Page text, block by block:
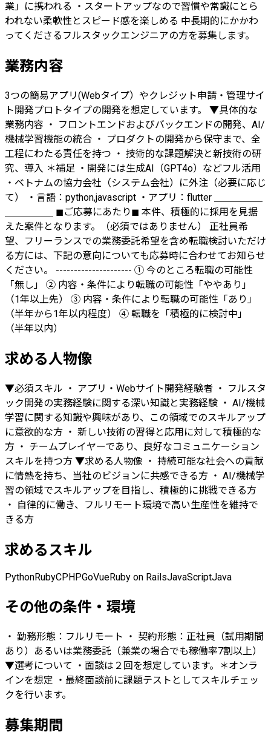
業」に携われる ・スタートアップなので習慣や常識にとら
われない柔軟性とスピード感を楽しめる 中長期的にかかわ
ってくださるフルスタックエンジニアの方を募集します。
業務内容
3つの簡易アプリ(Webタイプ）やクレジット申請・管理サイ
ト開発プロトタイプの開発を想定しています。 ▼具体的な
業務内容 ・ フロントエンドおよびバックエンドの開発、AI/
機械学習機能の統合 ・ プロダクトの開発から保守まで、全
工程にわたる責任を持つ ・ 技術的な課題解決と新技術の研
究、導入 ＊補足 ・開発には生成AI（GPT4o）などフル活用
・ベトナムの協力会社（システム会社）に外注（必要に応じ
て） ・言語：python,javascript ・アプリ：flutter ＿＿＿＿＿
＿＿＿＿＿ ◼︎ご応募にあたり◼︎ 本件、積極的に採用を見据
えた案件となります。（必須ではありません） 正社員希
望、フリーランスでの業務委託希望を含め転職検討いただけ
る方には、下記の意向についても応募時に合わせてお知らせ
ください。 --------------------- ① 今のところ転職の可能性
「無し」 ② 内容・条件により転職の可能性「ややあり」
（1年以上先） ③ 内容・条件により転職の可能性「あり」
（半年から1年以内程度） ④ 転職を「積極的に検討中」
（半年以内）
求める人物像
▼必須スキル ・ アプリ・Webサイト開発経験者 ・ フルスタ
ック開発の実務経験に関する深い知識と実務経験 ・ AI/機械
学習に関する知識や興味があり、この領域でのスキルアップ
に意欲的な方 ・ 新しい技術の習得と応用に対して積極的な
方 ・ チームプレイヤーであり、良好なコミュニケーション
スキルを持つ方 ▼求める人物像 ・ 持続可能な社会への貢献
に情熱を持ち、当社のビジョンに共感できる方 ・ AI/機械学
習の領域でスキルアップを目指し、積極的に挑戦できる方
・ 自律的に働き、フルリモート環境で高い生産性を維持で
きる方
求めるスキル
PythonRubyCPHPGoVueRuby on RailsJavaScriptJava
その他の条件・環境
・ 勤務形態：フルリモート ・ 契約形態：正社員（試用期間
あり）あるいは業務委託（兼業の場合でも稼働率7割以上）
▼選考について ・面談は２回を想定しています。＊オンラ
インを想定 ・最終面談前に課題テストとしてスキルチェッ
クを行います。
募集期間